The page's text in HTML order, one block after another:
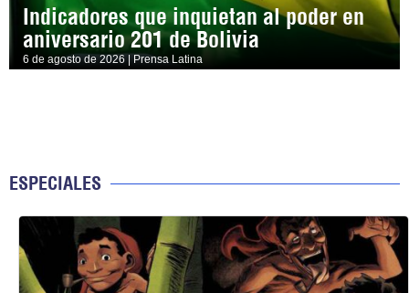
Indicadores que inquietan al poder en
aniversario 201 de Bolivia
6 de agosto de 2026 | Prensa Latina
ESPECIALES